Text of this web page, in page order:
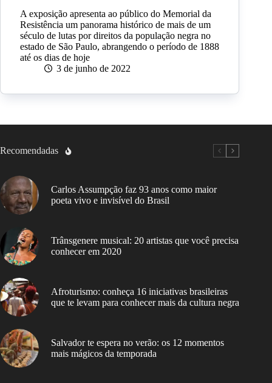
A exposição apresenta ao público do Memorial da
Resistência um panorama histórico de mais de um
século de lutas por direitos da população negra no
estado de São Paulo, abrangendo o período de 1888
até os dias de hoje
3 de junho de 2022
Recomendadas
Carlos Assumpção faz 93 anos como maior
poeta vivo e invisível do Brasil
Trânsgenere musical: 20 artistas que você precisa
conhecer em 2020
Afroturismo: conheça 16 iniciativas brasileiras
que te levam para conhecer mais da cultura negra
Salvador te espera no verão: os 12 momentos
mais mágicos da temporada